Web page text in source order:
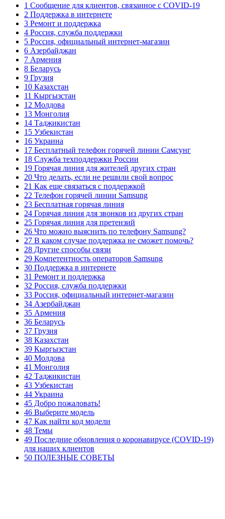
1 Сообщение для клиентов, связанное с COVID-19
2 Поддержка в интернете
3 Ремонт и поддержка
4 Россия, служба поддержки
5 Россия, официальный интернет-магазин
6 Азербайджан
7 Армения
8 Беларусь
9 Грузия
10 Казахстан
11 Кыргызстан
12 Молдова
13 Монголия
14 Таджикистан
15 Узбекистан
16 Украина
17 Бесплатный телефон горячей линии Самсунг
18 Служба техподдержки России
19 Горячая линия для жителей других стран
20 Что делать, если не решили свой вопрос
21 Как еще связаться с поддержкой
22 Телефон горячей линии Samsung
23 Бесплатная горячая линия
24 Горячая линия для звонков из других стран
25 Горячая линия для претензий
26 Что можно выяснить по телефону Samsung?
27 В каком случае поддержка не сможет помочь?
28 Другие способы связи
29 Компетентность операторов Samsung
30 Поддержка в интернете
31 Ремонт и поддержка
32 Россия, служба поддержки
33 Россия, официальный интернет-магазин
34 Азербайджан
35 Армения
36 Беларусь
37 Грузия
38 Казахстан
39 Кыргызстан
40 Молдова
41 Монголия
42 Таджикистан
43 Узбекистан
44 Украина
45 Добро пожаловать!
46 Выберите модель
47 Как найти код модели
48 Темы
49 Последние обновления о коронавирусе (COVID-19)
для наших клиентов
50 ПОЛЕЗНЫЕ СОВЕТЫ